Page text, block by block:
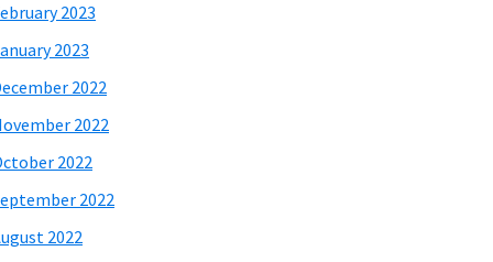
2023
2023
2022
2022
2022
2022
2022